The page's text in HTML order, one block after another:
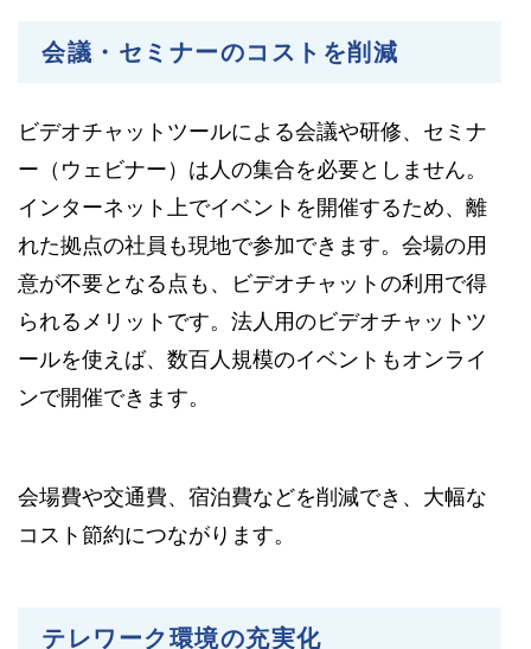
会議・セミナーのコストを削減
ビデオチャットツールによる会議や研修、セミナ
ー（ウェビナー）は人の集合を必要としません。
インターネット上でイベントを開催するため、離
れた拠点の社員も現地で参加できます。会場の用
意が不要となる点も、ビデオチャットの利用で得
られるメリットです。法人用のビデオチャットツ
ールを使えば、数百人規模のイベントもオンライ
ンで開催できます。
会場費や交通費、宿泊費などを削減でき、大幅な
コスト節約につながります。
テレワーク環境の充実化